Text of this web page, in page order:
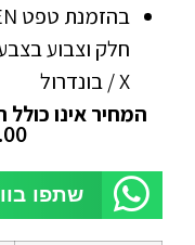
חלק וצבוע
X / בונדרול
המחיר אינו
שתפו